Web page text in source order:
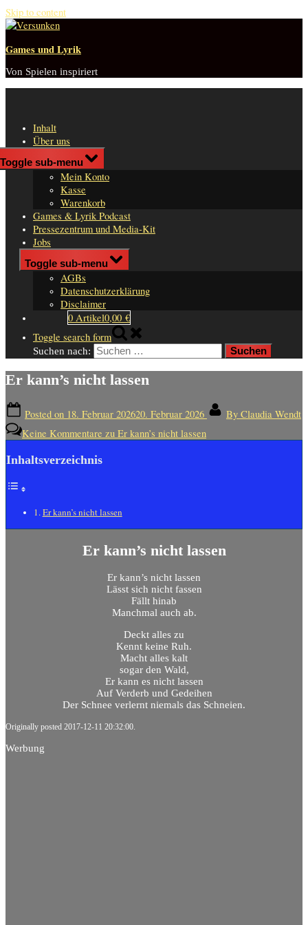
Skip to content
Games und Lyrik
Von Spielen inspiriert
Inhalt
Über uns
Shop
Toggle sub-menu
Mein Konto
Kasse
Warenkorb
Games & Lyrik Podcast
Pressezentrum und Media-Kit
Jobs
Impressum
Toggle sub-menu
AGBs
Datenschutzerklärung
Disclaimer
0 Artikel0,00 €
Toggle search form
Suchen nach:
Er kann’s nicht lassen
Posted on 18. Februar 202620. Februar 2026 By Claudia Wendt
Keine Kommentare zu Er kann’s nicht lassen
Inhaltsverzeichnis
Er kann’s nicht lassen
Er kann’s nicht lassen
Er kann’s nicht lassen
Lässt sich nicht fassen
Fällt hinab
Manchmal auch ab.
Deckt alles zu
Kennt keine Ruh.
Macht alles kalt
sogar den Wald,
Er kann es nicht lassen
Auf Verderb und Gedeihen
Der Schnee verlernt niemals das Schneien.
Originally posted 2017-12-11 20:32:00.
Werbung